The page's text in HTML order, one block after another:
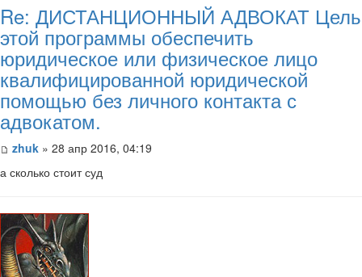
Re: ДИСТАНЦИОННЫЙ АДВОКАТ Цель
этой программы обеспечить
юридическое или физическое лицо
квалифицированной юридической
помощью без личного контакта с
адвокатом.
zhuk » 28 апр 2016, 04:19
а сколько стоит суд